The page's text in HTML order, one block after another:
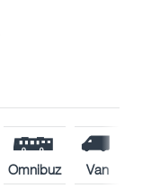
Omnibuz
Van